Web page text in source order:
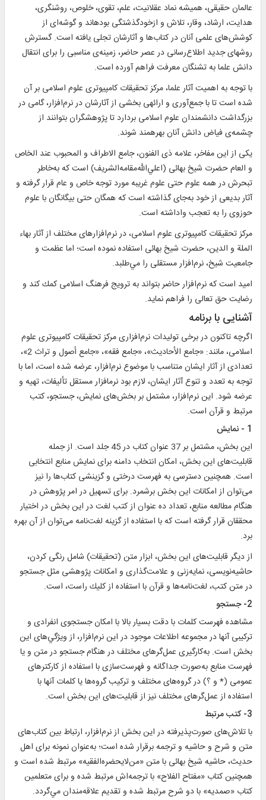
عالمان حقيقی، هميشه نماد عقلانيت، علم، تقوى، خلوص، روشنگرى،
هدايت، ارشاد، وقار، تلاش و ازخودگذشتگى بودهاند و گوشه‌اى از
كوشش‌هاى علمى آنان در كتاب‌ها و آثارشان تجلى يافته است. گسترش
روشهاى جديد اطلاع‌رسانى در عصر حاضر، زمينه‌ى مناسبى را براى انتقال
دانش علما به تشنگان معرفت فراهم آورده است.
با توجه به اهميت آثار علما، مركز تحقيقات كامپيوترى علوم اسلامى بر آن
شده است تا با جمع‌آورى و ارائهى بخشى از ‌‌‌‌آثارشان در نرم‌افزار، گامى در
بزرگداشت دانشمندان علوم اسلامى بردارد تا پژوهشگران بتوانند از
چشمه‌ى فياض دانش آنان بهرهمند شوند.
يکی از اين مفاخر، علامه ذی الفنون، جامع الاطراف و المحبوب عند الخاص
و العام حضرت شيخ بهائی (اعلي‌الله‌مقامه‌الشريف) است که به‌خاطر
تبحرش در همه علوم حتی علوم غريبه مورد توجه خاص و عام قرار گرفته و
آثار بديعی از خود به‌جای گذاشته است که همگان حتی بيگانگان با علوم
حوزوی را به تعجب واداشته است.
مركز تحقيقات كامپيوترى علوم اسلامى، در نرم‌افزارهای مختلف از آثار بهاء
الملة و الدين، حضرت شيخ بهائی استفاده نموده است؛ اما عظمت و
جامعيت شيخ، نرم‌افزار مستقلی را مي‌طلبد.
اميد است كه نرم‌افزار حاضر بتواند به ترويج فرهنگ اسلامى كمك كند و
رضايت حق تعالى را فراهم نمايد.
آشنايی با برنامه
اگرچه تاكنون در برخى توليدات نرم‌افزارى مركز تحقيقات كامپيوترى علوم
اسلامى، مانند: «جامع الأحاديث»، «جامع فقه»، «جامع أصول و تراث 2»،
تعدادى از آثار ايشان متناسب با موضوع نرم‌افزار، عرضه شده است، اما با
توجه به تعدد و تنوع آثار ايشان، لازم بود نرم‏افزار مستقل تأليفات، تهيه و
عرضه شود. اين نرم‌افزار، مشتمل بر بخش‌هاى نمايش، جستجو، كتب
مرتبط و قرآن است.
1 - نمايش
اين بخش، مشتمل بر 37 عنوان كتاب در 45 جلد است. از جمله
قابليت‌هاى اين بخش، امكان انتخاب دامنه براى نمايش منابع انتخابى
است. همچنين دسترسى به فهرست درختى و گزينشى كتاب‌ها را نيز
مى‌توان از امكانات اين بخش برشمرد. براى تسهيل در امر پژوهش در
هنگام مطالعه منابع، تعداد ده عنوان از كتب لغت در اين بخش در اختيار
محققان قرار گرفته است كه با استفاده از گزينه لغت‌نامه مى‌توان از آن بهره
برد.
از ديگر قابليت‌هاى اين بخش، ابزار متن (تحقيقات) شامل رنگى كردن،
حاشيه‌نويسى، نمايه‌زنى و علامت‌گذارى‏ و امكانات پژوهشى مثل جستجو
در متن كتب، لغت‌نامه‌ها و قرآن با استفاده از كليك راست، است.‏
2- جستجو
مشاهده فهرست كلمات با دقت بسيار بالا با امكان جستجوى انفرادى و
تركيبى آنها در مجموعه اطلاعات موجود در اين نرم‌افزار، از ويژگي‌هاى اين
بخش است. به‌كارگيرى عمل‌گرهاى مختلف در هنگام جستجو در متن و يا
فهرست منابع به‌صورت جداگانه و فهرست‌سازى با استفاده از كاركترهاى
عمومى (* و ؟) در گروه‌هاى مختلف و تركيب گروه‌ها يا كلمات آنها با
استفاده از عمل‌گرهاى مختلف نيز از قابليت‌هاى اين بخش است.‏
3- كتب مرتبط
با تلاش‌هاى صورت‌پذيرفته در اين بخش از نرم‌افزار، ارتباط بين كتاب‌هاى
متن و شرح و حاشيه و ترجمه برقرار شده است؛ به‌عنوان نمونه برای اهل
حديث، حاشيه شيخ بهائی با متن «من‌لايحضره‌الفقيه» مرتبط شده است و
همچنين کتاب «مفتاح الفلاح» با ترجمه‌اش مرتبط شده و برای متعلمين
کتاب «صمديه» با دو شرح مرتبط شده و تقديم علاقه‌مندان مي‌گردد.